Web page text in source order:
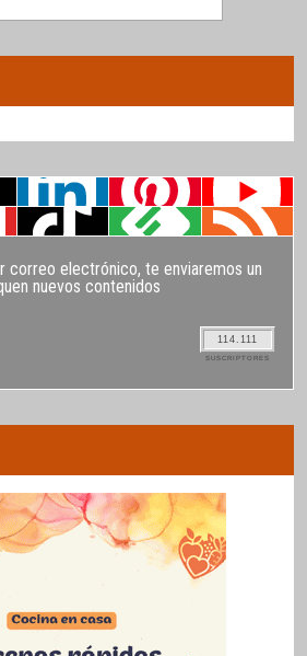
correo electrónico, te enviaremos un
nuevos contenidos
114.111
SUSCRIPTORES